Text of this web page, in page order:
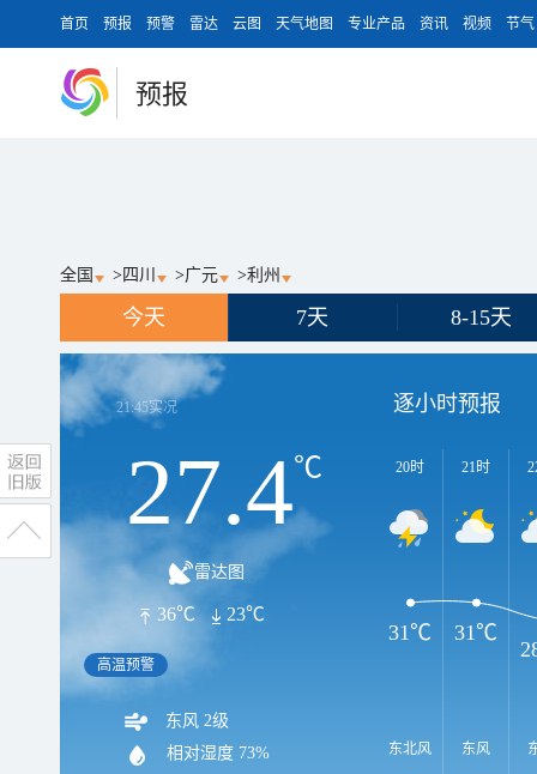
首页 预报 预警 雷达 云图 天气地图 专业产品 资讯 视频 节气
预报
全国 > 四川 >广元 >利州
今天 7天 8-15天
21:45实况
27.4℃
雷达图
36℃ 23℃
高温预警
东风 2级
相对湿度 73%
逐小时预报
20时
东北风
21时
东风
31℃ 31℃